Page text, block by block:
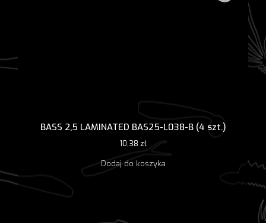
BASS 2,5 LAMINATED BAS25-L038-B (4 szt.)
10,38 zł
Dodaj do koszyka